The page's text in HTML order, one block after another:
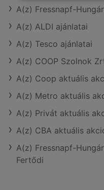
A(z) Fressnapf-
A(z) ALDI ajánlatai
A(z) Tesco ajánlatai
A(z) COOP Szolnok
A(z) Coop aktuális
A(z) Metro aktuális
A(z) Privát aktuális
A(z) CBA aktuális
A(z) Fressnapf-
Fertődi